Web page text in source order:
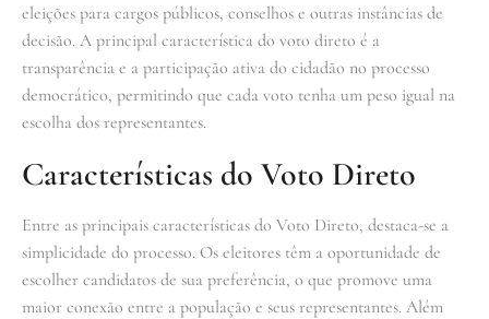
eleições para cargos públicos, conselhos e outras instâncias de
decisão. A principal característica do voto direto é a
transparência e a participação ativa do cidadão no processo
democrático, permitindo que cada voto tenha um peso igual na
escolha dos representantes.
Características do Voto Direto
Entre as principais características do Voto Direto, destaca-se a
simplicidade do processo. Os eleitores têm a oportunidade de
escolher candidatos de sua preferência, o que promove uma
maior conexão entre a população e seus representantes. Além